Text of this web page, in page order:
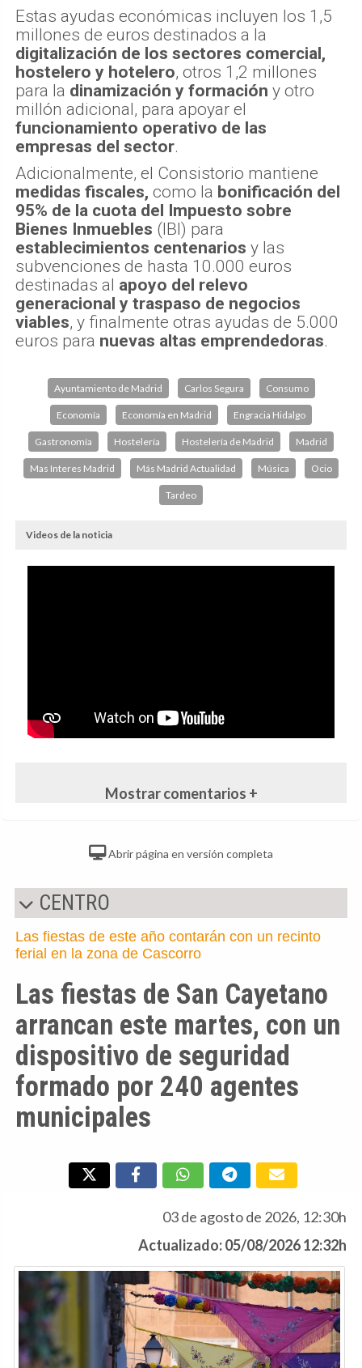
Estas ayudas económicas incluyen los 1,5
millones de euros destinados a la
digitalización de los sectores comercial,
hostelero y hotelero, otros 1,2 millones
para la dinamización y formación y otro
millón adicional, para apoyar el
funcionamiento operativo de las
empresas del sector.
Adicionalmente, el Consistorio mantiene
medidas fiscales, como la bonificación del
95% de la cuota del Impuesto sobre
Bienes Inmuebles (IBI) para
establecimientos centenarios y las
subvenciones de hasta 10.000 euros
destinadas al apoyo del relevo
generacional y traspaso de negocios
viables, y finalmente otras ayudas de 5.000
euros para nuevas altas emprendedoras.
Ayuntamiento de Madrid Carlos Segura Consumo
Economía Economía en Madrid Engracia Hidalgo
Gastronomía Hostelería Hostelería de Madrid Madrid
Mas Interes Madrid Más Madrid Actualidad Música Ocio
Tardeo
Videos de la noticia
Mostrar comentarios +
Abrir página en versión completa
CENTRO
Las fiestas de este año contarán con un recinto
ferial en la zona de Cascorro
Las fiestas de San Cayetano
arrancan este martes, con un
dispositivo de seguridad
formado por 240 agentes
municipales
03 de agosto de 2026, 12:30h
Actualizado: 05/08/2026 12:32h